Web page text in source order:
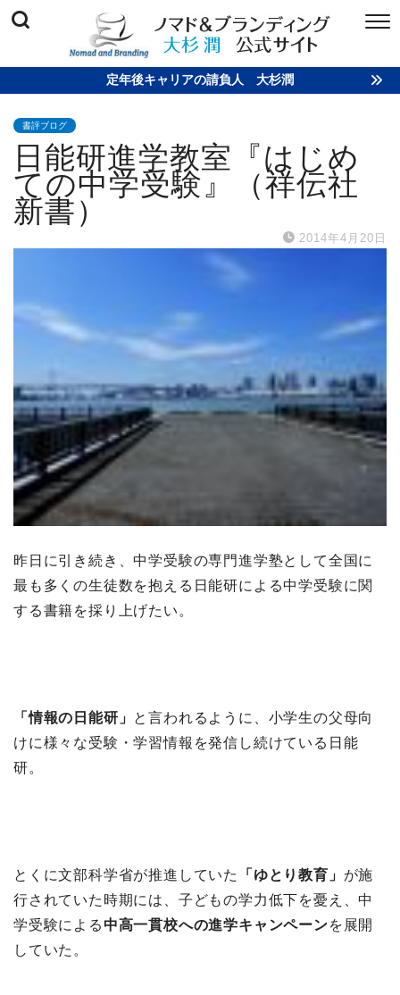
定年後キャリアの請負人 大杉潤
書評ブログ
日能研進学教室『はじめ
ての中学受験』（祥伝社
新書）
2014年4月20日
昨日に引き続き、中学受験の専門進学塾として全国に
最も多くの生徒数を抱える日能研による中学受験に関
する書籍を採り上げたい。
「情報の日能研」 と言われるように、小学生の父母向
けに様々な受験・学習情報を発信し続けている日能
研。
とくに文部科学省が推進していた 「ゆとり教育」 が施
行されていた時期には、子どもの学力低下を憂え、中
学受験による中高一貫校への進学キャンペーンを展開
していた。